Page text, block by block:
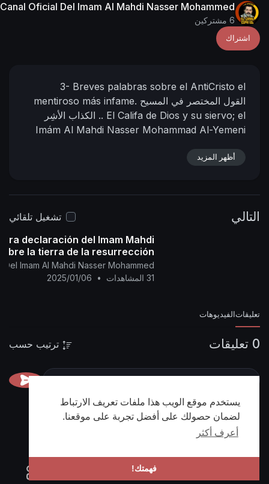
يستخدم موقع الويب هذا ملفات تعريف الارتباط
لضمان حصولك على أفضل تجربة على موقعنا.
أعرف أكثر
فهمتك!
s
c
r
Canal Oficial Del Imam Al Mahdi Nasser Mohammed
6 مشتركين
اشتراك
3- Breves palabras sobre el AntiCristo el
mentiroso más infame. القول المختصر في المسيح
الكذاب الأشِر .. El Califa de Dios y su siervo; el
Imám Al Mahdi Nasser Mohammad Al-Yemeni
(Según el calendario oficial de la Meca) 📌
أظهر المزيد
التالي
تشغيل تلقائي
declaración del Imam Mahdi
la tierra de la resurrección....
Del Imam Al Mahdi Nasser Mohammed
31 المشاهدات
•
2025/01/06
تعليقات الفيديوهات
0 تعليقات ترتيب حسب